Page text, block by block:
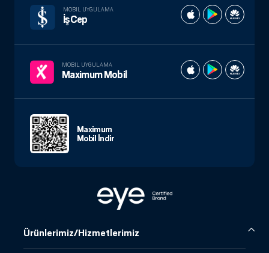
Ürünlerimiz/Hizmetlerimiz
MOBIL UYGULAMA
İşCep
MOBIL UYGULAMA
Maximum Mobil
Maximum
Mobil İndir